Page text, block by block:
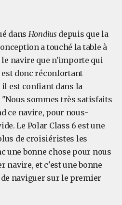
dans Hondius depuis que la
a touché la table à
navire que n'importe qui
donc réconfortant
est confiant dans la
sommes très satisfaits
ce navire, pour nous-
Le Polar Class 6 est une
de croisiéristes les
une bonne chose pour nous
navire, et c'est une bonne
naviguer sur le premier